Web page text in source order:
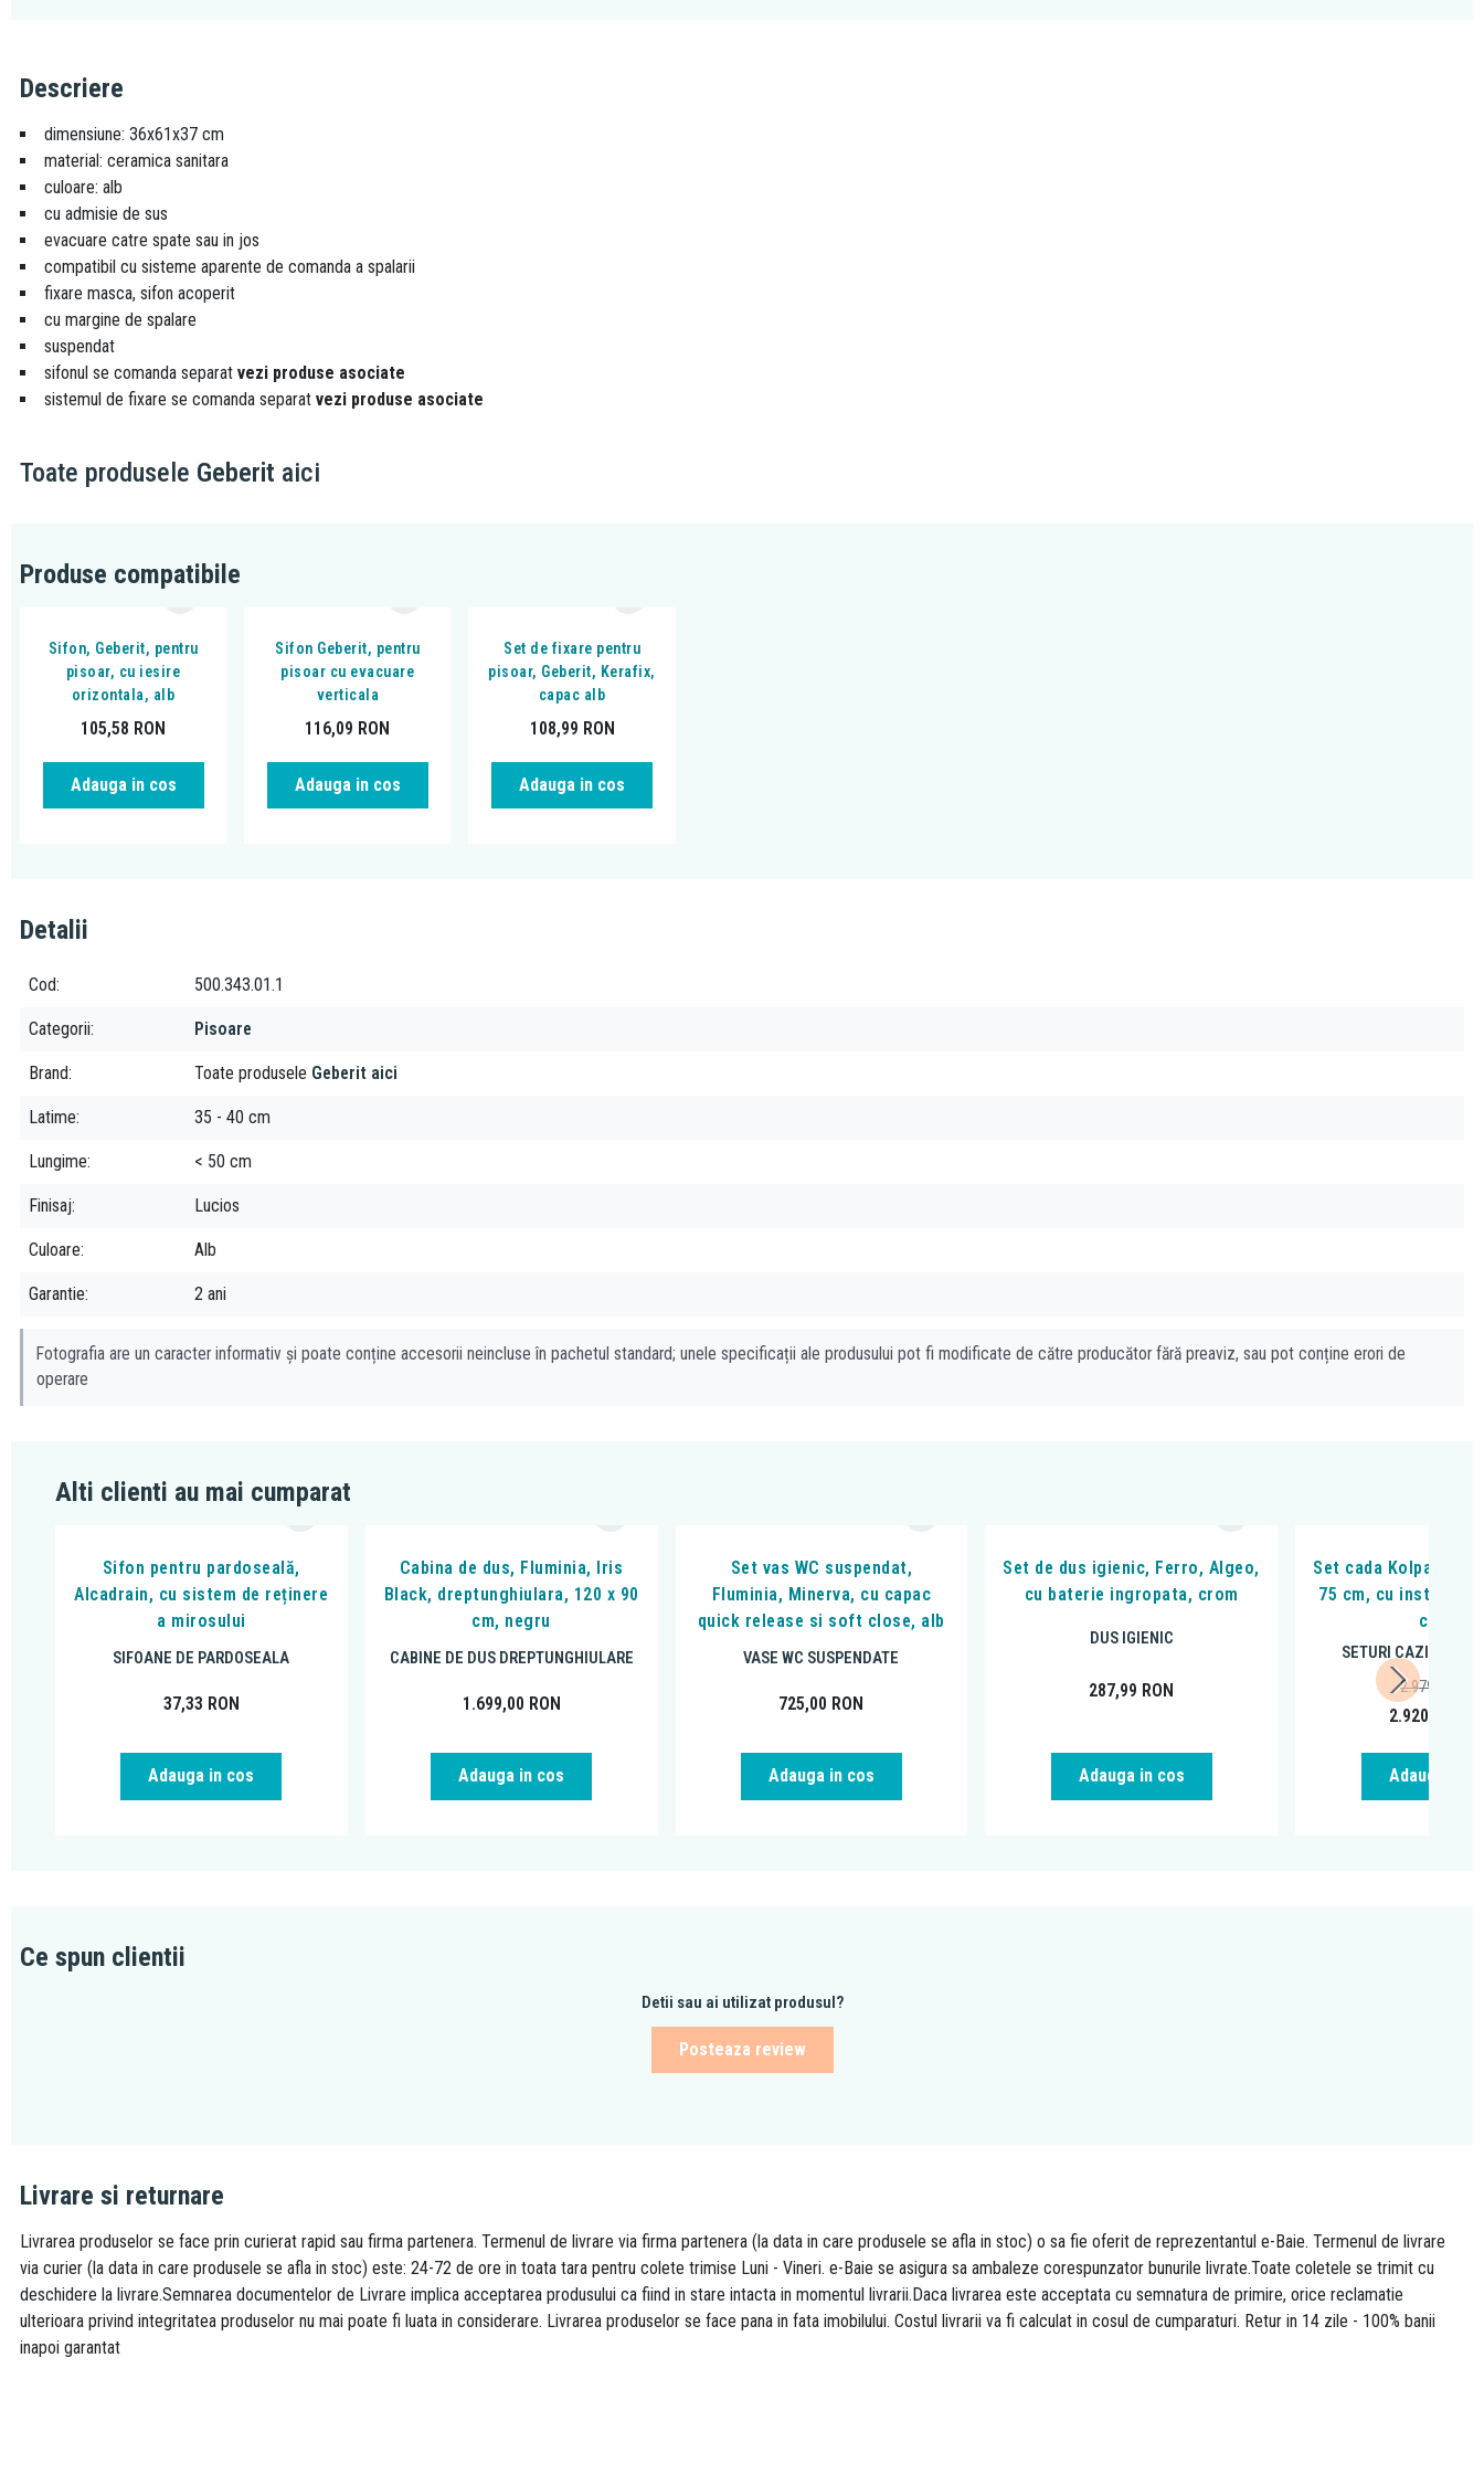
Descriere
dimensiune: 36x61x37 cm
material: ceramica sanitara
culoare: alb
cu admisie de sus
evacuare catre spate sau in jos
compatibil cu sisteme aparente de comanda a spalarii
fixare masca, sifon acoperit
cu margine de spalare
suspendat
sifonul se comanda separat vezi produse asociate
sistemul de fixare se comanda separat vezi produse asociate
Toate produsele Geberit aici
Produse compatibile
Sifon, Geberit, pentru
pisoar, cu iesire
orizontala, alb
105,58 RON
Adauga in cos
Sifon Geberit, pentru
pisoar cu evacuare
verticala
116,09 RON
Adauga in cos
Set de fixare pentru
pisoar, Geberit, Kerafix,
capac alb
108,99 RON
Adauga in cos
Detalii
Cod 500.343.01.1
Categorii Pisoare
Brand Toate produsele Geberit aici
Latime 35 - 40 cm
Lungime < 50 cm
Finisaj Lucios
Culoare Alb
Garantie 2 ani
Fotografia are un caracter informativ și poate conține accesorii neincluse în pachetul standard; unele specificații ale produsului pot fi modificate de către producător fără preaviz, sau pot conține erori de
operare
Alti clienti au mai cumparat
Sifon pentru pardoseală,
Alcadrain, cu sistem de reținere
a mirosului
SIFOANE DE PARDOSEALA
37,33 RON
Adauga in cos
Cabina de dus, Fluminia, Iris
Black, dreptunghiulara, 120 x 90
cm, negru
CABINE DE DUS DREPTUNGHIULARE
1.699,00 RON
Adauga in cos
Set vas WC suspendat,
Fluminia, Minerva, cu capac
quick release si soft close, alb
VASE WC SUSPENDATE
725,00 RON
Adauga in cos
Set de dus igienic, Ferro, Algeo,
cu baterie ingropata, crom
DUS IGIENIC
287,99 RON
Adauga in cos
Set cada Kolpasan,
75 cm, cu
cadru
SETURI CAZI DE
2.920,33
2.979,94
Adauga in
Ce spun clientii
Detii sau ai utilizat produsul?
Posteaza review
Livrare si returnare
Livrarea produselor se face prin curierat rapid sau firma partenera. Termenul de livrare via firma partenera (la data in care produsele se afla in stoc) o sa fie oferit de reprezentantul e-Baie. Termenul de livrare
via curier (la data in care produsele se afla in stoc) este: 24-72 de ore in toata tara pentru colete trimise Luni - Vineri. e-Baie se asigura sa ambaleze corespunzator bunurile livrate.Toate coletele se trimit cu
deschidere la livrare.Semnarea documentelor de Livrare implica acceptarea produsului ca fiind in stare intacta in momentul livrarii.Daca livrarea este acceptata cu semnatura de primire, orice reclamatie
ulterioara privind integritatea produselor nu mai poate fi luata in considerare. Livrarea produselor se face pana in fata imobilului. Costul livrarii va fi calculat in cosul de cumparaturi. Retur in 14 zile - 100% banii
inapoi garantat